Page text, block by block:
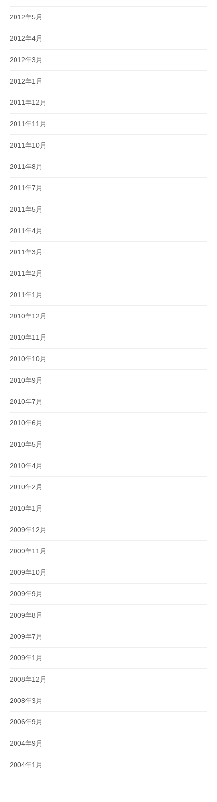
2012年5月
2012年4月
2012年3月
2012年1月
2011年12月
2011年11月
2011年10月
2011年8月
2011年7月
2011年5月
2011年4月
2011年3月
2011年2月
2011年1月
2010年12月
2010年11月
2010年10月
2010年9月
2010年7月
2010年6月
2010年5月
2010年4月
2010年2月
2010年1月
2009年12月
2009年11月
2009年10月
2009年9月
2009年8月
2009年7月
2009年1月
2008年12月
2008年3月
2006年9月
2004年9月
2004年1月